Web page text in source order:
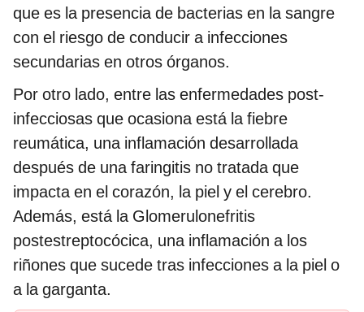
que es la presencia de bacterias en la sangre
con el riesgo de conducir a infecciones
secundarias en otros órganos.
Por otro lado, entre las enfermedades post-
infecciosas que ocasiona está la fiebre
reumática, una inflamación desarrollada
después de una faringitis no tratada que
impacta en el corazón, la piel y el cerebro.
Además, está la Glomerulonefritis
postestreptocócica, una inflamación a los
riñones que sucede tras infecciones a la piel o
a la garganta.